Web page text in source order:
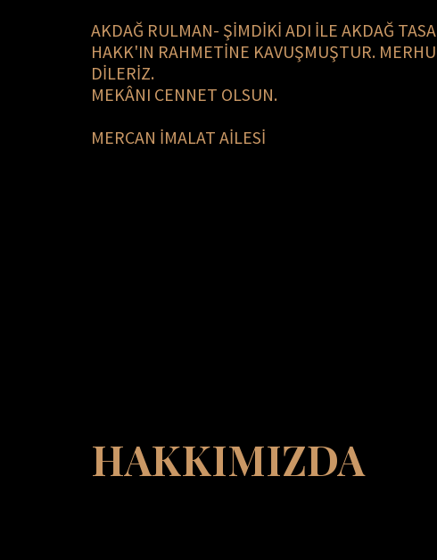
AKDAĞ RULMAN- ŞİMDİKİ ADI İLE AKDAĞ
HAKK'IN RAHMETİNE KAVUŞMUŞTUR.
DİLERİZ.
MEKÂNI CENNET OLSUN.
MERCAN İMALAT AİLESİ
HAKKIMIZDA